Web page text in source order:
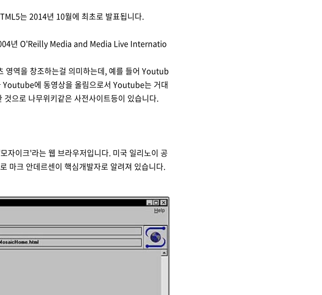
는 2014년 10월에 최초로 발표됩니다.
년 O'Reilly Media and Media Live Internatio
영역을 창조하는걸 의미하는데, 예를 들어 Youtub
Youtube에 동영상을 올림으로서 Youtube는 거대
으로 나무위키같은 사전사이트등이 있습니다.
자이크'라는 웹 브라우저입니다. 미국 일리노이 공
마크 안데르센이 핵심개발자로 알려져 있습니다.